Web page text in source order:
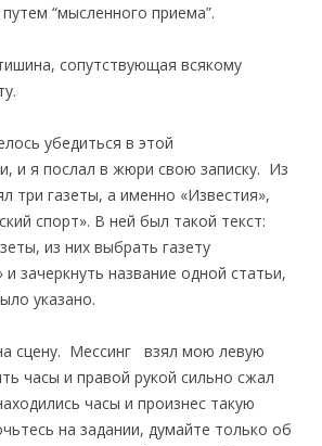
“мысленного приема”.
сопутствующая всякому
убедиться в этой
и я послал в жюри свою записку. Из
три газеты, а именно «Известия»,
спорт». В ней был такой текст:
из них выбрать газету
и зачеркнуть название одной статьи,
указано.
сцену. Мессинг взял мою левую
часы и правой рукой сильно сжал
часы и произнес такую
на задании, думайте только об